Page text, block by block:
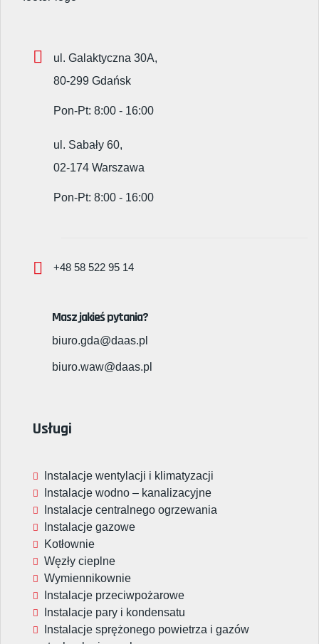
ul. Galaktyczna 30A,
80-299 Gdańsk
Pon-Pt: 8:00 - 16:00
ul. Sabały 60,
02-174 Warszawa
Pon-Pt: 8:00 - 16:00
+48 58 522 95 14
Masz jakieś pytania?
biuro.gda@daas.pl
biuro.waw@daas.pl
Usługi
Instalacje wentylacji i klimatyzacji
Instalacje wodno – kanalizacyjne
Instalacje centralnego ogrzewania
Instalacje gazowe
Kotłownie
Węzły cieplne
Wymiennikownie
Instalacje przeciwpożarowe
Instalacje pary i kondensatu
Instalacje sprężonego powietrza i gazów